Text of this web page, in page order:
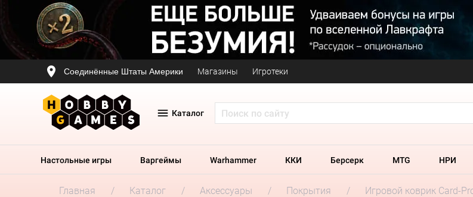
Соединённые Штаты Америки Магазины Игротеки
Каталог
Настольные игры Варгеймы Warhammer ККИ Берсерк MTG НРИ
Главная Каталог Аксессуары Покрытия Игровой коврик Card-